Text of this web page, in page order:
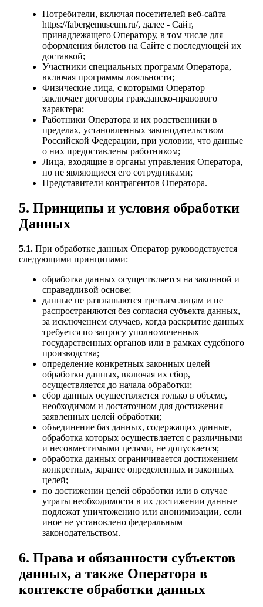
Потребители, включая посетителей веб-сайта
https://fabergemuseum.ru/, далее - Сайт,
принадлежащего Оператору, в том числе для
оформления билетов на Сайте с последующей их
доставкой;
Участники специальных программ Оператора,
включая программы лояльности;
Физические лица, с которыми Оператор
заключает договоры гражданско-правового
характера;
Работники Оператора и их родственники в
пределах, установленных законодательством
Российской Федерации, при условии, что данные
о них предоставлены работником;
Лица, входящие в органы управления Оператора,
но не являющиеся его сотрудниками;
Представители контрагентов Оператора.
5. Принципы и условия обработки
Данных
5.1. При обработке данных Оператор руководствуется
следующими принципами:
обработка данных осуществляется на законной и
справедливой основе;
данные не разглашаются третьим лицам и не
распространяются без согласия субъекта данных,
за исключением случаев, когда раскрытие данных
требуется по запросу уполномоченных
государственных органов или в рамках судебного
производства;
определение конкретных законных целей
обработки данных, включая их сбор,
осуществляется до начала обработки;
сбор данных осуществляется только в объеме,
необходимом и достаточном для достижения
заявленных целей обработки;
объединение баз данных, содержащих данные,
обработка которых осуществляется с различными
и несовместимыми целями, не допускается;
обработка данных ограничивается достижением
конкретных, заранее определенных и законных
целей;
по достижении целей обработки или в случае
утраты необходимости в их достижении данные
подлежат уничтожению или анонимизации, если
иное не установлено федеральным
законодательством.
6. Права и обязанности субъектов
данных, а также Оператора в
контексте обработки данных